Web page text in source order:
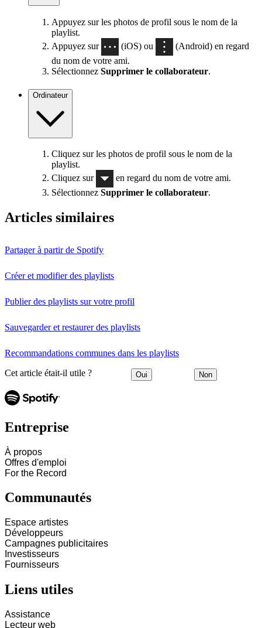
Appuyez sur les photos de profil sous le nom de la
playlist.
Appuyez sur
(iOS) ou
(Android) en regard
du nom de votre ami.
Sélectionnez Supprimer le collaborateur.
Ordinateur
Cliquez sur les photos de profil sous le nom de la
playlist.
Cliquez sur
en regard du nom de votre ami.
Sélectionnez Supprimer le collaborateur.
Articles similaires
Partager à partir de Spotify
Créer et modifier des playlists
Publier des playlists sur votre profil
Sauvegarder et restaurer des playlists
Recommandations communes dans les playlists
Cet article était-il utile ? Oui Non
Entreprise
À propos
Offres d'emploi
For the Record
Communautés
Espace artistes
Développeurs
Campagnes publicitaires
Investisseurs
Fournisseurs
Liens utiles
Assistance
Lecteur web